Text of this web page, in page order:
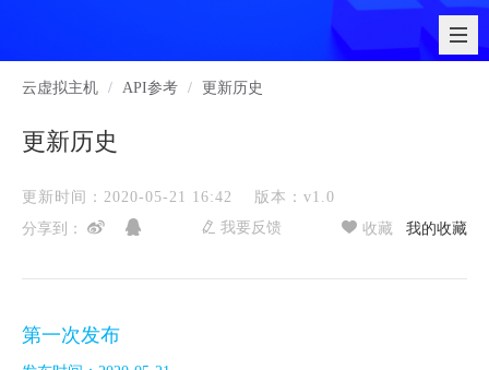
云虚拟主机 / API参考 / 更新历史
更新历史
更新时间：2020-05-21 16:42
版本：v1.0
分享到：
我要反馈 收藏 我的收藏
第一次发布